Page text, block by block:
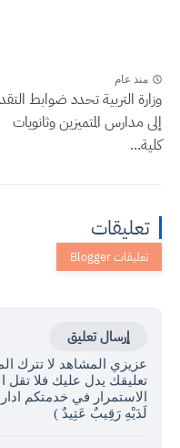
منذ عام
وزارة التربية تحدد ضوابط
إلى مدارس المتميزين وثانويات
كلية...
تعليقات
إرسال تعليق
عزيزي المشاهد لا تترك
تعليقك يدل عليك فلا تقل
الاستمرار في خدمتكم
لَدَيْهِ رَقِيبٌ عَتِيدٌ )